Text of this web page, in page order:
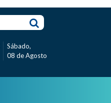
Sábado,
08 de Agosto